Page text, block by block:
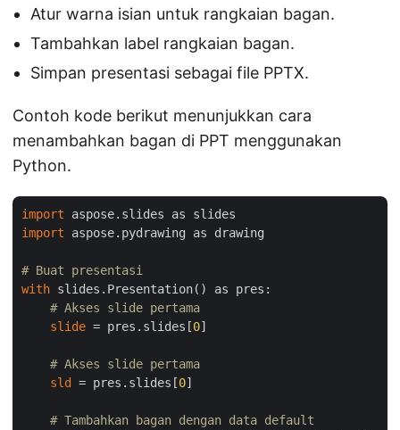
Atur warna isian untuk rangkaian bagan.
Tambahkan label rangkaian bagan.
Simpan presentasi sebagai file PPTX.
Contoh kode berikut menunjukkan cara
menambahkan bagan di PPT menggunakan
Python.
import
import aspose.pydrawing as drawing
# Buat presentasi
with slides.Presentation() as pres:
# Akses slide pertama
slide = pres.slides[0]
# Akses slide pertama
sld
= pres.slides[0]
# Tambahkan bagan dengan data default